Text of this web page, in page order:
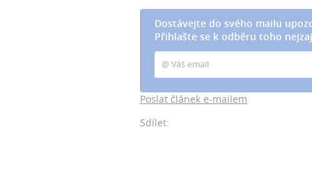
Dostávejte do svého mailu
Přihlašte se k odběru toho
Poslat článek e-mailem
Sdílet: